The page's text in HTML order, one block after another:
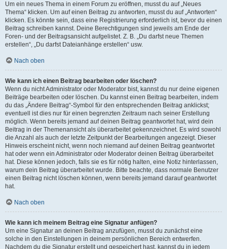
Um ein neues Thema in einem Forum zu eröffnen, musst du auf „Neues
Thema“ klicken. Um auf einen Beitrag zu antworten, musst du auf „Antworten“
klicken. Es könnte sein, dass eine Registrierung erforderlich ist, bevor du einen
Beitrag schreiben kannst. Deine Berechtigungen sind jeweils am Ende der
Foren- und der Beitragsansicht aufgelistet. Z. B. „Du darfst neue Themen
erstellen“, „Du darfst Dateianhänge erstellen“ usw.
Nach oben
Wie kann ich einen Beitrag bearbeiten oder löschen?
Wenn du nicht Administrator oder Moderator bist, kannst du nur deine eigenen
Beiträge bearbeiten oder löschen. Du kannst einen Beitrag bearbeiten, indem
du das „Ändere Beitrag“-Symbol für den entsprechenden Beitrag anklickst;
eventuell ist dies nur für einen begrenzten Zeitraum nach seiner Erstellung
möglich. Wenn bereits jemand auf deinen Beitrag geantwortet hat, wird dein
Beitrag in der Themenansicht als überarbeitet gekennzeichnet. Es wird sowohl
die Anzahl als auch der letzte Zeitpunkt der Bearbeitungen angezeigt. Dieser
Hinweis erscheint nicht, wenn noch niemand auf deinen Beitrag geantwortet
hat oder wenn ein Administrator oder Moderator deinen Beitrag überarbeitet
hat. Diese können jedoch, falls sie es für nötig halten, eine Notiz hinterlassen,
warum dein Beitrag überarbeitet wurde. Bitte beachte, dass normale Benutzer
einen Beitrag nicht löschen können, wenn bereits jemand darauf geantwortet
hat.
Nach oben
Wie kann ich meinem Beitrag eine Signatur anfügen?
Um eine Signatur an deinen Beitrag anzufügen, musst du zunächst eine
solche in den Einstellungen in deinem persönlichen Bereich entwerfen.
Nachdem du die Signatur erstellt und gespeichert hast, kannst du in jedem